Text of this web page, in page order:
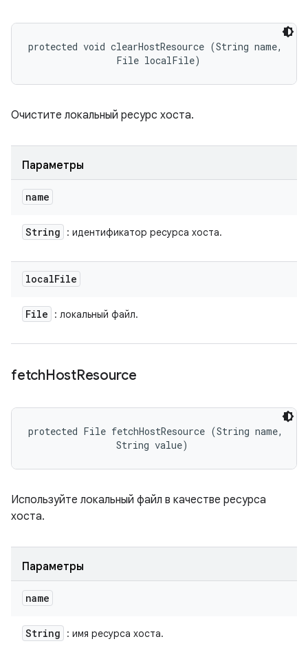
protected void clearHostResource (String name,
                File localFile)
Очистите локальный ресурс хоста.
Параметры
name
String : идентификатор ресурса хоста.
localFile
File : локальный файл.
fetchHostResource
protected File fetchHostResource (String name,
                String value)
Используйте локальный файл в качестве ресурса
хоста.
Параметры
name
String : имя ресурса хоста.